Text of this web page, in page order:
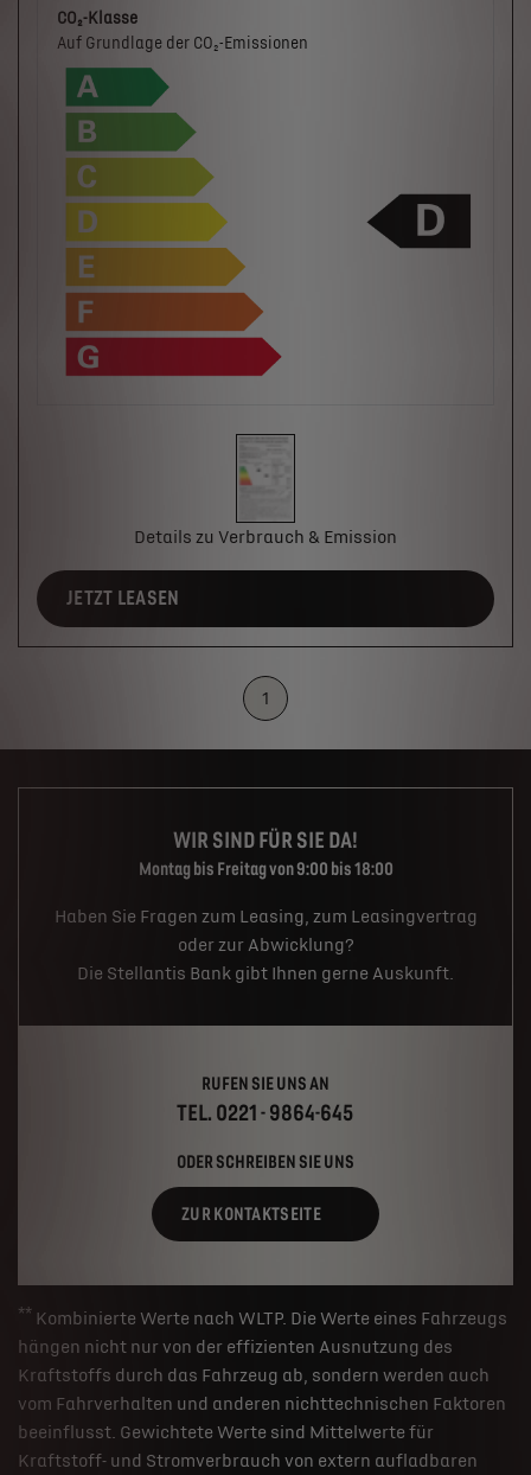
CO₂-Klasse
Auf Grundlage der CO₂-Emissionen
Details zu Verbrauch & Emission
JETZT LEASEN
1
WIR SIND FÜR SIE DA!
Montag bis Freitag von 9:00 bis 18:00
Haben Sie Fragen zum Leasing, zum Leasingvertrag
oder zur Abwicklung?
Die Stellantis Bank gibt Ihnen gerne Auskunft.
RUFEN SIE UNS AN
TEL. 0221 - 9864-645
ODER SCHREIBEN SIE UNS
ZUR KONTAKTSEITE
** Kombinierte Werte nach WLTP. Die Werte eines Fahrzeugs
hängen nicht nur von der effizienten Ausnutzung des
Kraftstoffs durch das Fahrzeug ab, sondern werden auch
vom Fahrverhalten und anderen nichttechnischen Faktoren
beeinflusst. Gewichtete Werte sind Mittelwerte für
Kraftstoff- und Stromverbrauch von extern aufladbaren